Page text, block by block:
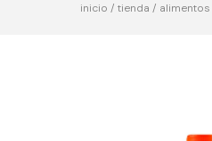
inicio / tienda / alimentos